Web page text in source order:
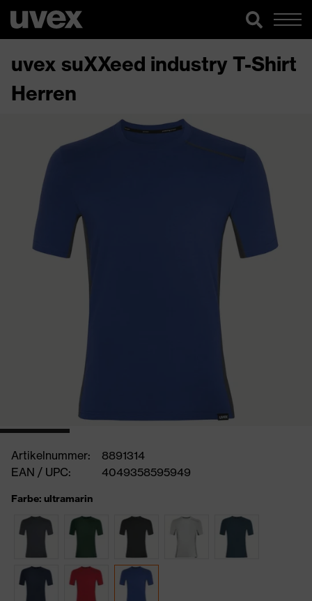
uvex suXXeed industry T-Shirt
Herren
Artikelnummer:
8891314
EAN / UPC:
4049358595949
Farbe: ultramarin